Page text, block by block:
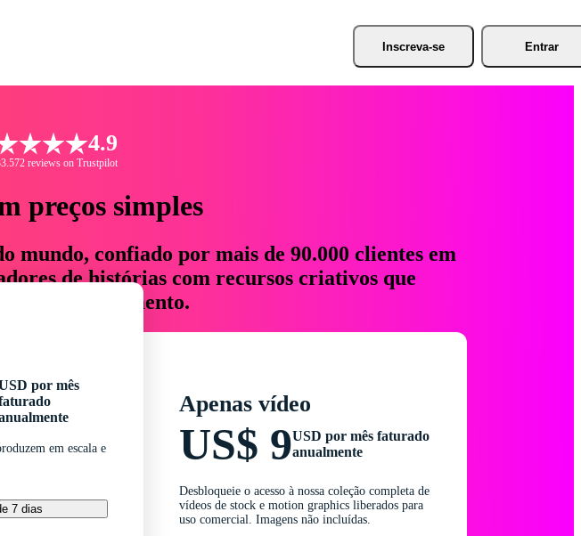
Inscreva-se Entrar
4.9
reviews on Trustpilot
preços simples
mundo, confiado por mais de 90.000 clientes em
de histórias com recursos criativos que
tempo e orçamento.
por mês
em escala e
7 dias
Apenas vídeo
US$ 9USD por mês faturado
anualmente
Desbloqueie o acesso à nossa coleção completa de
vídeos de stock e motion graphics liberados para
uso comercial. Imagens não incluídas.